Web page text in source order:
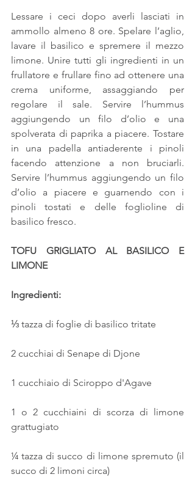
Lessare i ceci dopo averli lasciati in
ammollo almeno 8 ore. Spelare l’aglio,
lavare il basilico e spremere il mezzo
limone. Unire tutti gli ingredienti in un
frullatore e frullare fino ad ottenere una
crema uniforme, assaggiando per
regolare il sale. Servire l’hummus
aggiungendo un filo d’olio e una
spolverata di paprika a piacere. Tostare
in una padella antiaderente i pinoli
facendo attenzione a non bruciarli.
Servire l’hummus aggiungendo un filo
d’olio a piacere e guarnendo con i
pinoli tostati e delle foglioline di
basilico fresco.
TOFU GRIGLIATO AL BASILICO E
LIMONE
Ingredienti:
⅓ tazza di foglie di basilico tritate
2 cucchiai di Senape di Djone
1 cucchiaio di Sciroppo d'Agave
1 o 2 cucchiaini di scorza di limone
grattugiato
¼ tazza di succo di limone spremuto (il
succo di 2 limoni circa)